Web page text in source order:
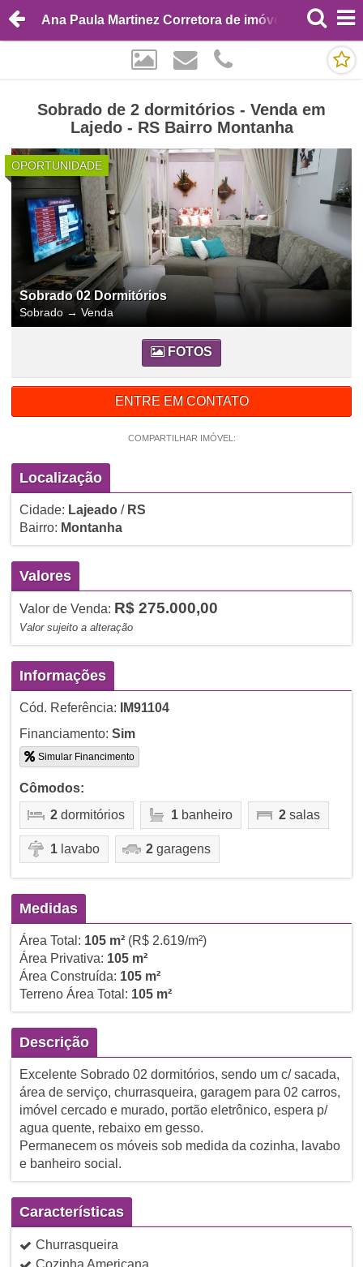
Ana Paula Martinez Corretora de imóveis
Sobrado de 2 dormitórios - Venda em
Lajedo - RS Bairro Montanha
OPORTUNIDADE
Sobrado 02 Dormitórios
Sobrado → Venda
FOTOS
ENTRE EM CONTATO
COMPARTILHAR IMÓVEL:
Localização
Cidade: Lajeado/ RS
Bairro: Montanha
Valores
Valor de Venda: R$ 275.000,00
Valor sujeito a alteração
Informações
Cód. Referência:
IM91104
Financiamento: Sim
Simular Financimento
Cômodos:
2dormitórios 1banheiro 2salas
1lavabo 2garagens
Medidas
Área Total: 105 m²(R$ 2.619/m²)
Área Privativa: 105 m²
Área Construída: 105 m²
Terreno Área Total: 105 m²
Descrição
Excelente Sobrado 02 dormitórios, sendo um c/ sacada,
área de serviço, churrasqueira, garagem para 02 carros,
imóvel cercado e murado, portão eletrônico, espera p/
agua quente, rebaixo em gesso.
Permanecem os móveis sob medida da cozinha, lavabo
e banheiro social.
Características
Churrasqueira
Cozinha Americana